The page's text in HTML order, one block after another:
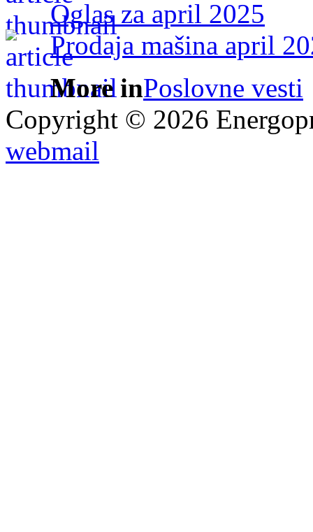
Oglas za april 2025
Prodaja mašina april
More inPoslovne vesti
Copyright © 2026
webmail